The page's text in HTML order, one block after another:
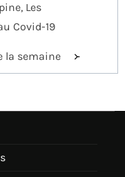
Les
Covid-19
la semaine